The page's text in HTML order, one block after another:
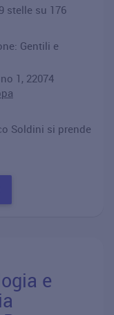
stelle su 176
Gentili e
1, 22074
Soldini si prende
e